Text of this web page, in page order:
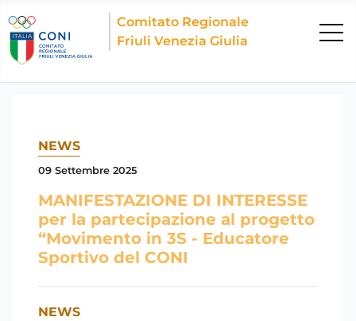
Comitato Regionale
Friuli Venezia Giulia
NEWS
09 Settembre 2025
MANIFESTAZIONE DI INTERESSE
per la partecipazione al progetto
“Movimento in 3S - Educatore
Sportivo del CONI
NEWS